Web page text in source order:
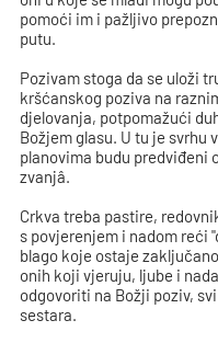
pomoći im i pažljivo
putu.
Pozivam stoga da se uloži
kršćanskog poziva na
djelovanja, potpomažući
Božjem glasu. U tu je svrhu
planovima budu predviđeni
zvanjâ.
Crkva treba pastire,
s povjerenjem i nadom reći
blago koje ostaje
onih koji vjeruju, ljube i
odgovoriti na Božji poziv,
sestara.